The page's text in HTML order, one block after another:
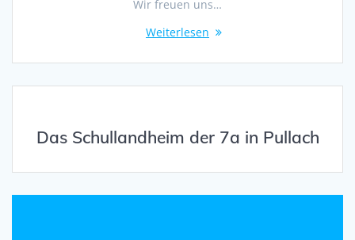
Wir freuen uns…
Weiterlesen
Das Schullandheim der 7a in Pullach